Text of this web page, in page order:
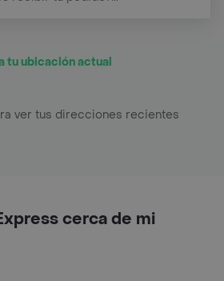
tu ubicación actual
ver tus direcciones recientes
cerca de mi